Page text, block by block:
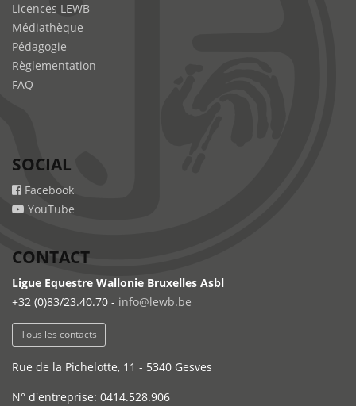
Licences LEWB
Médiathèque
Pédagogie
Règlementation
FAQ
SOCIAL
Facebook
YouTube
CONTACT
Ligue Equestre Wallonie Bruxelles Asbl
+32 (0)83/23.40.70 - info@lewb.be
Tous les contacts
Rue de la Pichelotte, 11 - 5340 Gesves
N° d'entreprise: 0414.528.906